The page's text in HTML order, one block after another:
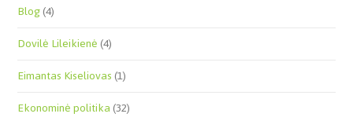
Blog(4)
Dovilė Lileikienė(4)
Eimantas Kiseliovas(1)
Ekonominė politika(32)